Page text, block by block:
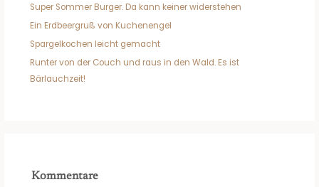
Super Sommer Burger. Da kann keiner widerstehen
Ein Erdbeergruß von Kuchenengel
Spargelkochen leicht gemacht
Runter von der Couch und raus in den Wald. Es ist
Bärlauchzeit!
Kommentare